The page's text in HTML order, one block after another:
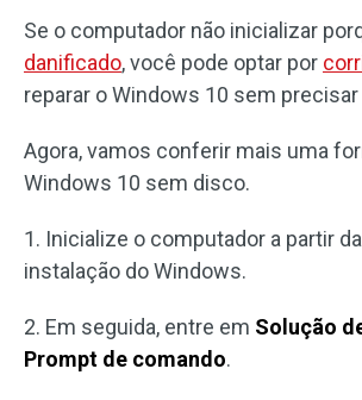
Se o computador não inicializar
danificado, você pode optar por
reparar o Windows 10 sem
Agora, vamos conferir mais uma
Windows 10 sem disco.
1. Inicialize o computador a partir
instalação do Windows.
2. Em seguida, entre em Solução
Prompt de comando.